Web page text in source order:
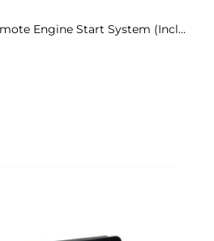
IGLA AUTOSTART | Remote Engine Start System (incluye Instalación)